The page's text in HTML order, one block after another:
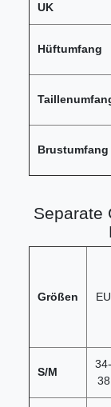
UK
Hüftumfang
Brustumfang
Separate
Größen EU
S/M
34-
38